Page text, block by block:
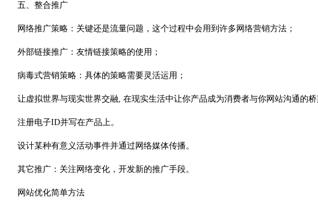
五、整合推广
网络推广策略：关键还是流量问题，这个过程中会用到许多网络营销方法；
外部链接推广：友情链接策略的使用；
病毒式营销策略：具体的策略需要灵活运用；
让虚拟世界与现实世界交融, 在现实生活中让你产品成为消费者与你网站沟通的桥
注册电子ID并写在产品上。
设计某种有意义活动事件并通过网络媒体传播。
其它推广：关注网络变化，开发新的推广手段。
网站优化简单方法